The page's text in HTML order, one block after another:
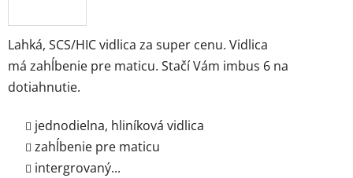
Lahká, SCS/HIC vidlica za super cenu. Vidlica
má zahĺbenie pre maticu. Stačí Vám imbus 6 na
dotiahnutie.
jednodielna, hliníková vidlica
zahĺbenie pre maticu
intergrovaný...